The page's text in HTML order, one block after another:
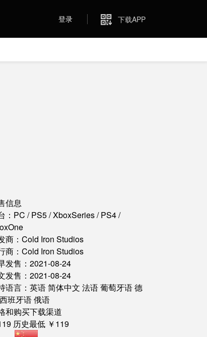
登录 下载APP
信息
：PC / PS5 / XboxSeries / PS4 /
商：Cold Iron Studios
商：Cold Iron Studios
发售：2021-08-24
发售：2021-08-24
语言：英语 简体中文 法语 葡萄牙语 德
班牙语 俄语
和购买下载渠道
历史最低 ￥119